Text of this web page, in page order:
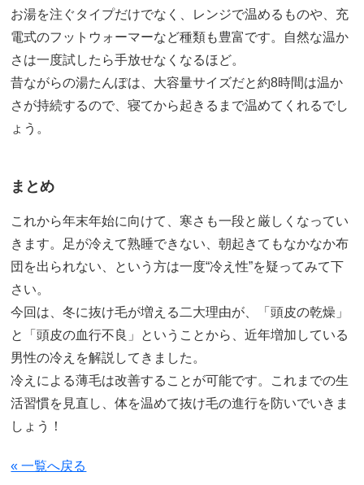
お湯を注ぐタイプだけでなく、レンジで温めるものや、充
電式のフットウォーマーなど種類も豊富です。自然な温か
さは一度試したら手放せなくなるほど。
昔ながらの湯たんぽは、大容量サイズだと約8時間は温か
さが持続するので、寝てから起きるまで温めてくれるでし
ょう。
まとめ
これから年末年始に向けて、寒さも一段と厳しくなってい
きます。足が冷えて熟睡できない、朝起きてもなかなか布
団を出られない、という方は一度“冷え性”を疑ってみて下
さい。
今回は、冬に抜け毛が増える二大理由が、「頭皮の乾燥」
と「頭皮の血行不良」ということから、近年増加している
男性の冷えを解説してきました。
冷えによる薄毛は改善することが可能です。これまでの生
活習慣を見直し、体を温めて抜け毛の進行を防いでいきま
しょう！
« 一覧へ戻る